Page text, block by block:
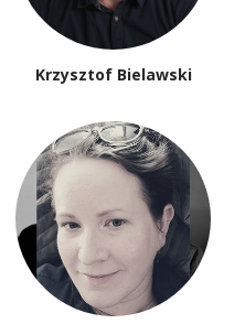
Krzysztof Bielawski